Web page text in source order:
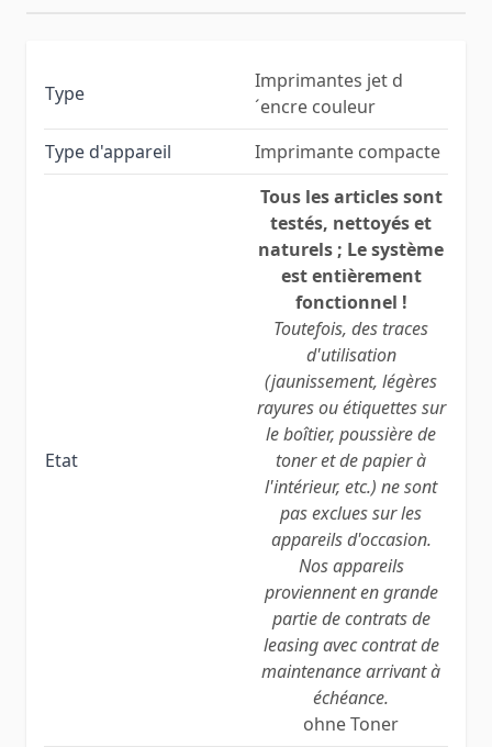
Type
Imprimantes jet d
´encre couleur
Type d'appareil
Imprimante compacte
Etat
Tous les articles sont
testés, nettoyés et
naturels ; Le système
est entièrement
fonctionnel !
Toutefois, des traces
d'utilisation
(jaunissement, légères
rayures ou étiquettes sur
le boîtier, poussière de
toner et de papier à
l'intérieur, etc.) ne sont
pas exclues sur les
appareils d'occasion.
Nos appareils
proviennent en grande
partie de contrats de
leasing avec contrat de
maintenance arrivant à
échéance.
ohne Toner